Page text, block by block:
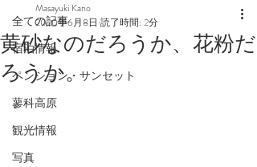
全ての記事
宿泊情報
ペンション・サンセット
蓼科高原
観光情報
写真
黄砂なのだろうか、花粉だ
ろうか。
Masayuki Kano
2020年6月8日 読了時間: 2分